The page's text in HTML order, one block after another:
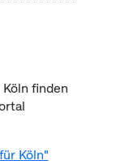
finden
Köln"